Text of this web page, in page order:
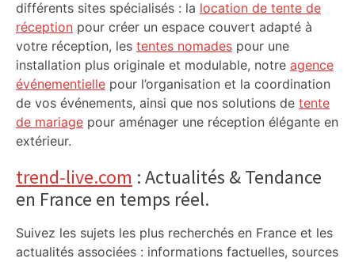
différents sites spécialisés : la location de tente de
réception pour créer un espace couvert adapté à
votre réception, les tentes nomades pour une
installation plus originale et modulable, notre agence
événementielle pour l’organisation et la coordination
de vos événements, ainsi que nos solutions de tente
de mariage pour aménager une réception élégante en
extérieur.
trend-live.com : Actualités & Tendance
en France en temps réel.
Suivez les sujets les plus recherchés en France et les
actualités associées : informations factuelles, sources